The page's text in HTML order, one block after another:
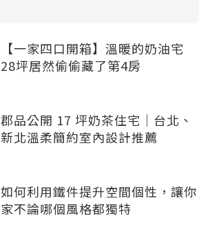
【一家四口開箱】溫暖的奶油宅
28坪居然偷偷藏了第4房
郡品公開 17 坪奶茶住宅｜台北、
新北溫柔簡約室內設計推薦
如何利用鐵件提升空間個性，讓你
家不論哪個風格都獨特